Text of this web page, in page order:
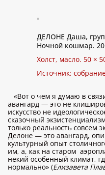
ДЕЛОНЕ Даша,
Ночной кошмар.
Холст, масло. 50 ×
Источник:
«Вот о чем я думаю в
авангард — это не
искусство не
сказочный
только реальность совсем
Делоне — это авангард,
культурный опыт
им, а, как на старом
некий особенный климат,
нормально» (Елизавета